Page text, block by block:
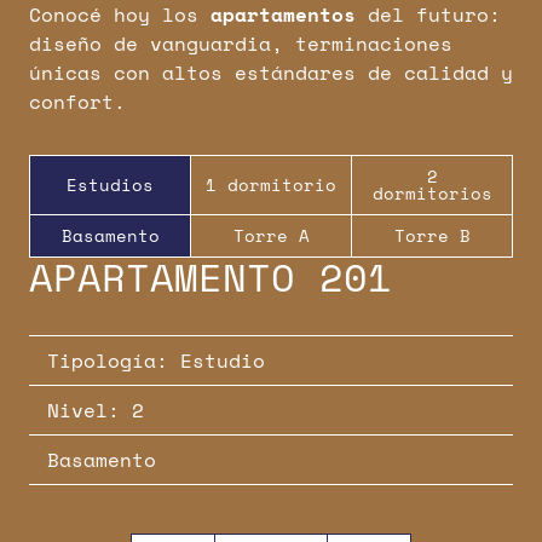
Conocé hoy los apartamentos del futuro:
diseño de vanguardia, terminaciones
únicas con altos estándares de calidad y
confort.
Estudios 1 dormitorio 2
dormitorios
Basamento
Torre A Torre B
APARTAMENTO 201
Tipología: Estudio
Nivel: 2
Basamento
APARTAMENTO 301
Tipología: Estudio
Nivel: 3
Torre A
APARTAMENTO 06
Tipología: Estudio
Nivel: 4-11
Torre B
APARTAMENTO 207
Tipología: Flex
Nivel: 2
Basamento
APARTAMENTO 302
Tipología: 1 dormitorio
Nivel: 3
Torre A
APARTAMENTO 01
Tipología: Flex
Nivel: 4-11
Torre B
APARTAMENTO 212
Tipología: 2 dormitorios
Nivel: 2
Basamento
APARTAMENTO 303
Tipología: 2 dormitorios
Nivel: 3
Torre A
APARTAMENTO 03
Tipología: 2 dormitorios
Nivel: 4-11
Torre B